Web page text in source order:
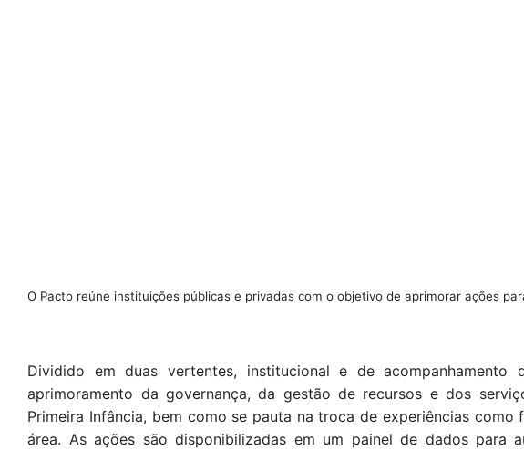
O Pacto reúne instituições públicas e privadas com o objetivo de aprimorar ações
Dividido em duas vertentes, institucional e de
aprimoramento da governança, da gestão de recursos e dos
Primeira Infância, bem como se pauta na troca de experiências como
área. As ações são disponibilizadas em um painel de dados para